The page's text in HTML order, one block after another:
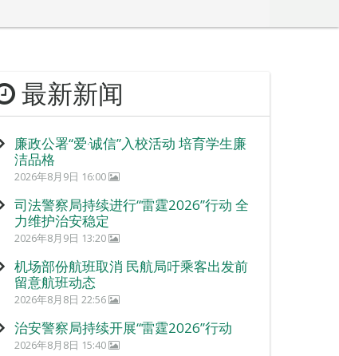
最新新闻
廉政公署“爱‧诚信”入校活动 培育学生廉
洁品格
2026年8月9日 16:00
司法警察局持续进行“雷霆2026”行动 全
力维护治安稳定
2026年8月9日 13:20
机场部份航班取消 民航局吁乘客出发前
留意航班动态
2026年8月8日 22:56
治安警察局持续开展“雷霆2026”行动
2026年8月8日 15:40